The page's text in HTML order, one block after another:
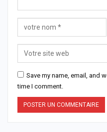
Save my name, email, and
time I comment.